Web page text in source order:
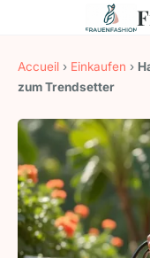
Accueil › Einkaufen ›
zum Trendsetter